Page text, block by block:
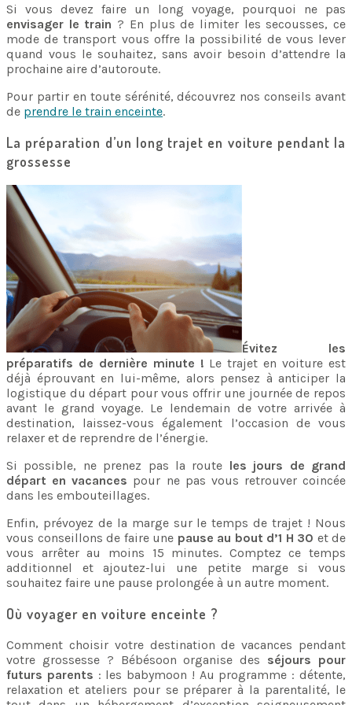
Si vous devez faire un long voyage, pourquoi ne pas
envisager le train ? En plus de limiter les secousses, ce
mode de transport vous offre la possibilité de vous lever
quand vous le souhaitez, sans avoir besoin d’attendre la
prochaine aire d’autoroute.
Pour partir en toute sérénité, découvrez nos conseils avant
de prendre le train enceinte.
La préparation d’un long trajet en voiture pendant la
grossesse
Évitez les
préparatifs de dernière minute ! Le trajet en voiture est
déjà éprouvant en lui-même, alors pensez à anticiper la
logistique du départ pour vous offrir une journée de repos
avant le grand voyage. Le lendemain de votre arrivée à
destination, laissez-vous également l’occasion de vous
relaxer et de reprendre de l’énergie.
Si possible, ne prenez pas la route les jours de grand
départ en vacances pour ne pas vous retrouver coincée
dans les embouteillages.
Enfin, prévoyez de la marge sur le temps de trajet ! Nous
vous conseillons de faire une pause au bout d’1 H 30 et de
vous arrêter au moins 15 minutes. Comptez ce temps
additionnel et ajoutez-lui une petite marge si vous
souhaitez faire une pause prolongée à un autre moment.
Où voyager en voiture enceinte ?
Comment choisir votre destination de vacances pendant
votre grossesse ? Bébésoon organise des séjours pour
futurs parents : les babymoon ! Au programme : détente,
relaxation et ateliers pour se préparer à la parentalité, le